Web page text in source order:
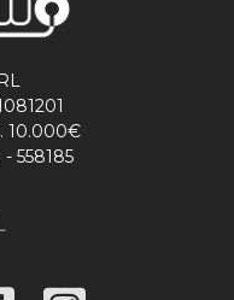
10.000€
558185